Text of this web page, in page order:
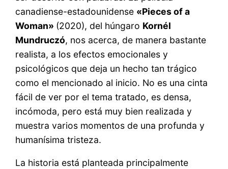
canadiense-estadounidense «Pieces of a
Woman» (2020), del húngaro Kornél
Mundruczó, nos acerca, de manera bastante
realista, a los efectos emocionales y
psicológicos que deja un hecho tan trágico
como el mencionado al inicio. No es una cinta
fácil de ver por el tema tratado, es densa,
incómoda, pero está muy bien realizada y
muestra varios momentos de una profunda y
humanísima tristeza.
La historia está planteada principalmente